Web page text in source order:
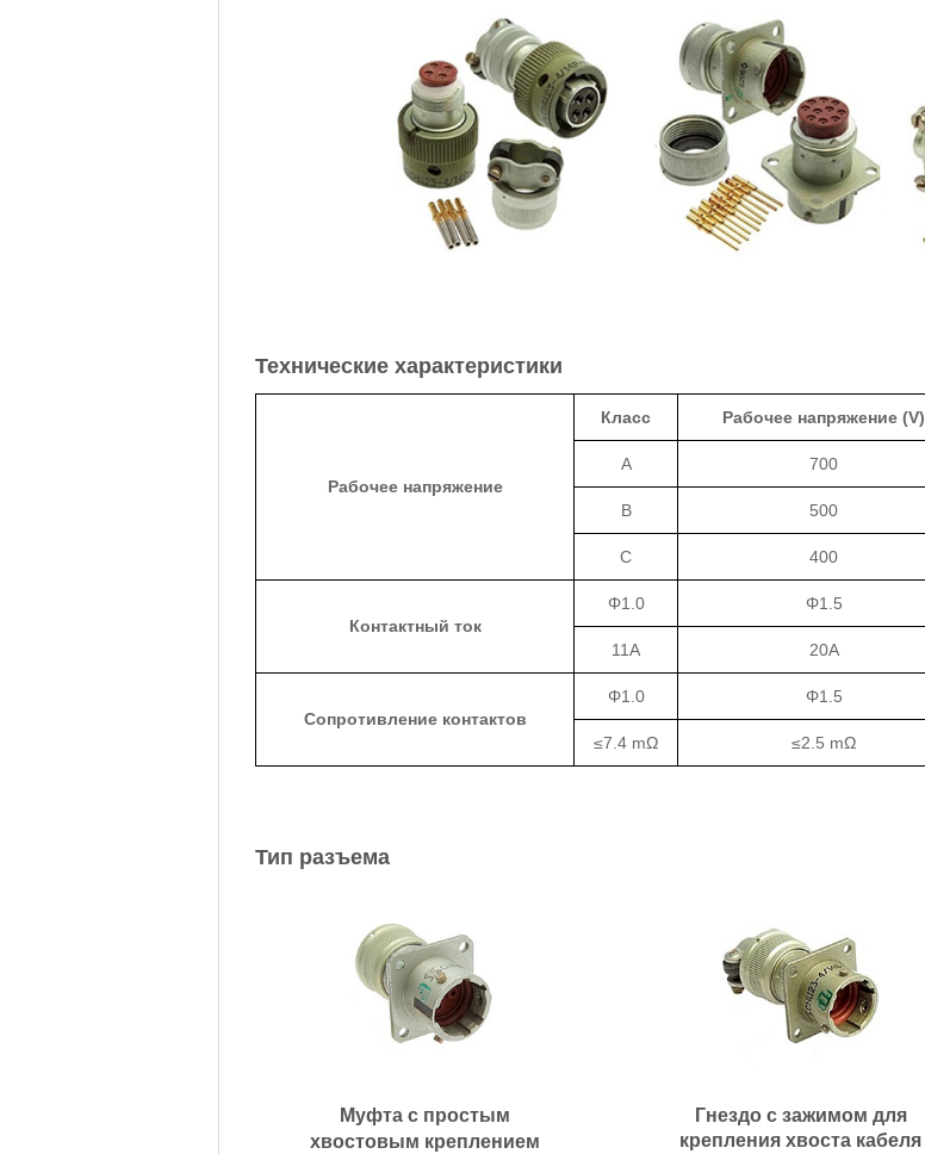
Технические характеристики
Рабочее напряжение
Класс Рабочее напряжение (V)
A 700
B 500
C 400
Контактный ток
Φ1.0 Φ1.5
11A 20A
Сопротивление контактов
Φ1.0 Φ1.5
≤7.4 mΩ ≤2.5 mΩ
Тип разъема
Муфта с простым
хвостовым креплением
Гнездо с зажимом для
крепления хвоста кабеля